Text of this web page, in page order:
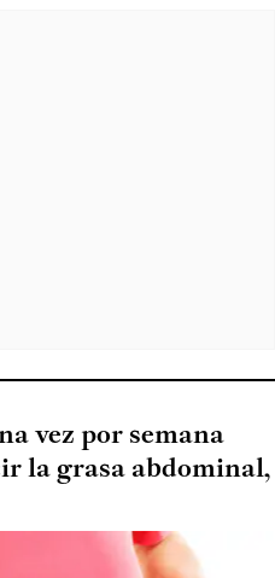
vez por semana
la grasa abdominal,